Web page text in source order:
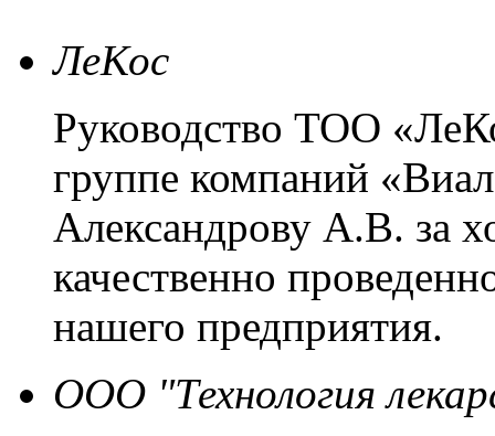
ЛеКос
Руководство ТОО
группе компаний
Александрову А.В. за
качественно
нашего предприятия.
ООО "Технология